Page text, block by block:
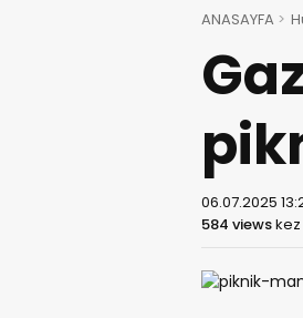
ANASAYFA
06.07.2025
584 views